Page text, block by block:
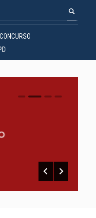
CONCURSO
0 1 2